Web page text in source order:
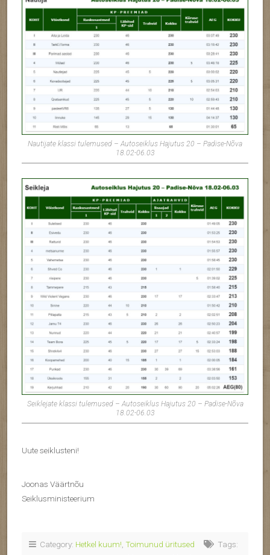
Nautijate klassi tulemused – Autoseiklus Hajutus 20 – Padise-Nõva
18.02-06.03
Seiklejate klassi tulemused – Autoseiklus Hajutus 20 – Padise-Nõva
18.02-06.03
Uute seiklusteni!
Joonas Väärtnõu
Seiklusministeerium
Category: Hetkel kuum! Toimunud üritused
Tags: